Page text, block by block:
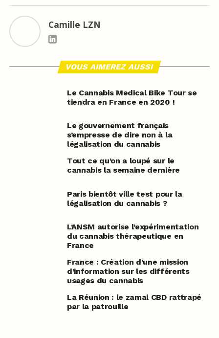
Camille LZN
VOUS AIMEREZ AUSSI
Le Cannabis Medical Bike Tour se
tiendra en France en 2020 !
Le gouvernement français
s’empresse de dire non à la
légalisation du cannabis
Tout ce qu’on a loupé sur le
cannabis la semaine dernière
Paris bientôt ville test pour la
légalisation du cannabis ?
L’ANSM autorise l’expérimentation
du cannabis thérapeutique en
France
France : Création d’une mission
d’information sur les différents
usages du cannabis
La Réunion : le zamal CBD rattrapé
par la patrouille